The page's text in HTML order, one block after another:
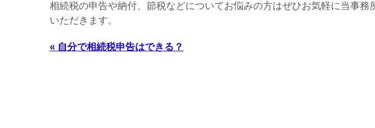
相続税の申告や納付、節税などについてお悩みの方はぜひお気軽に当事
いただきます。
« 自分で相続税申告はできる？